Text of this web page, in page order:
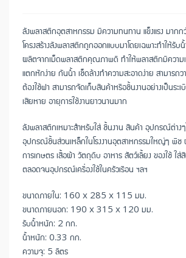
ลังพลาสติกอุตสาหกรรม มีความทนทาน แข็งแรง มากก
โครงสร้างลังพลาสติกถูกออกแบบมาโดยเฉพาะทำให้รั
ผลิตจากเม็ดพลาสติกคุณภาพดี ทำให้พลาสติกมีความ
แตกหักง่าย กันน้ำ เช็ดล้างทำความสะอาดง่าย สามารถ
ต้องใช้ฝา สามารถจัดเก็บสินค้าหรือชิ้นงานอย่างเป็นระเ
เสียหาย อายุการใช้งานยาวนานมาก
ลังพลาสติกเหมาะสำหรับใส่ ชิ้นงาน สินค้า อุปกรณ์ต่าง
อุปกรณ์ชิ้นส่วนเหล็กในโรงงานอุตสาหกรรมใหญ่ๆ พืช
การเกษตร เสื้อผ้า วัตถุดิบ อาหาร สัตว์เลี้ยง ของใช้ ใส่
ตลอดจนอุปกรณ์เครื่องใช้ในครัวเรือน ฯลฯ
ขนาดภายใน: 160 x 285 x 115 มม.
ขนาดภายนอก: 190 x 315 x 120 มม.
รับน้ำหนัก: 2 กก.
น้ำหนัก: 0.33 กก.
ความจุ: 5 ลิตร